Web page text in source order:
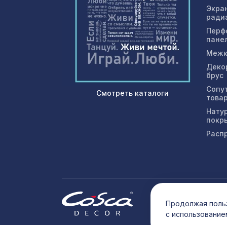
Смотреть каталоги
брус
©
Продолжая
с